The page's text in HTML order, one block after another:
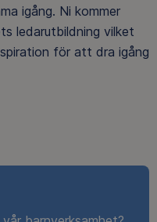
igång. Ni kommer
ledarutbildning vilket
för att dra igång